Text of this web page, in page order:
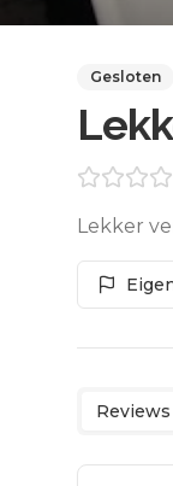
Gesloten
Lekker